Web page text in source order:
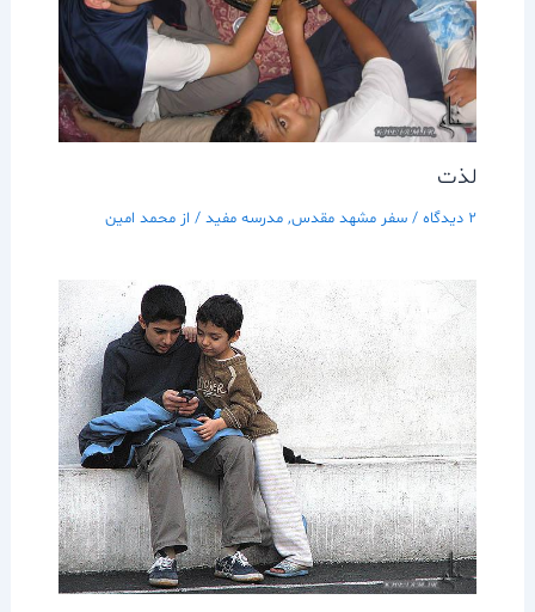
لذت
2 دیدگاه / سفر مشهد مقدس, مدرسه مفيد/ از محمد امین